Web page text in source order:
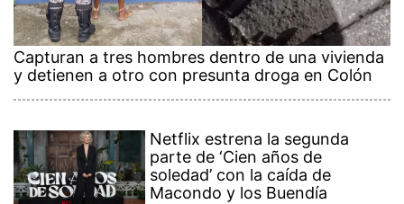
Capturan a tres hombres dentro de una vivienda
y detienen a otro con presunta droga en Colón
Netflix estrena la segunda
parte de ‘Cien años de
soledad’ con la caída de
Macondo y los Buendía